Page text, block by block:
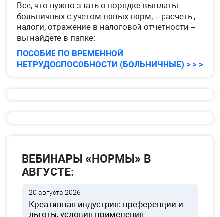
Все, что нужно знать о порядке выплаты
больничных с учетом новых норм, – расчеты,
налоги, отражение в налоговой отчетности –
вы найдете в папке:
ПОСОБИЕ ПО ВРЕМЕННОЙ
НЕТРУДОСПОСОБНОСТИ (БОЛЬНИЧНЫЕ) > > >
ВЕБИНАРЫ «НОРМЫ» В
АВГУСТЕ:
20 августа 2026
Креативная индустрия: преференции и
льготы, условия применения